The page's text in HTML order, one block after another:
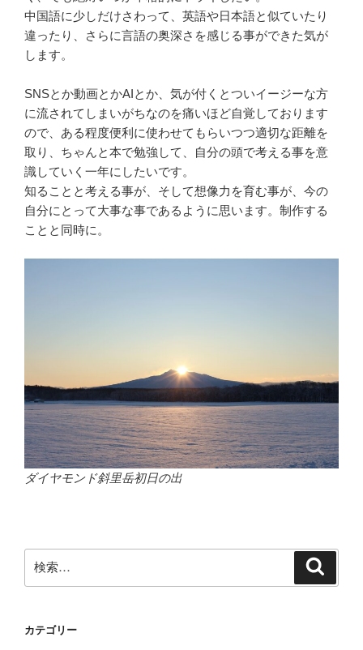
中国語に少しだけさわって、英語や日本語と似ていたり
違ったり、さらに言語の奥深さを感じる事ができた気が
します。
SNSとか動画とかAIとか、気が付くとついイージーな方
に流されてしまいがちなのを痛いほど自覚しております
ので、ある程度便利に使わせてもらいつつ適切な距離を
取り、ちゃんと本で勉強して、自分の頭で考える事を意
識していく一年にしたいです。
知ることと考える事が、そして想像力を育む事が、今の
自分にとって大事な事であるように思います。制作する
ことと同時に。
ダイヤモンド斜里岳初日の出
索:
カテゴリー